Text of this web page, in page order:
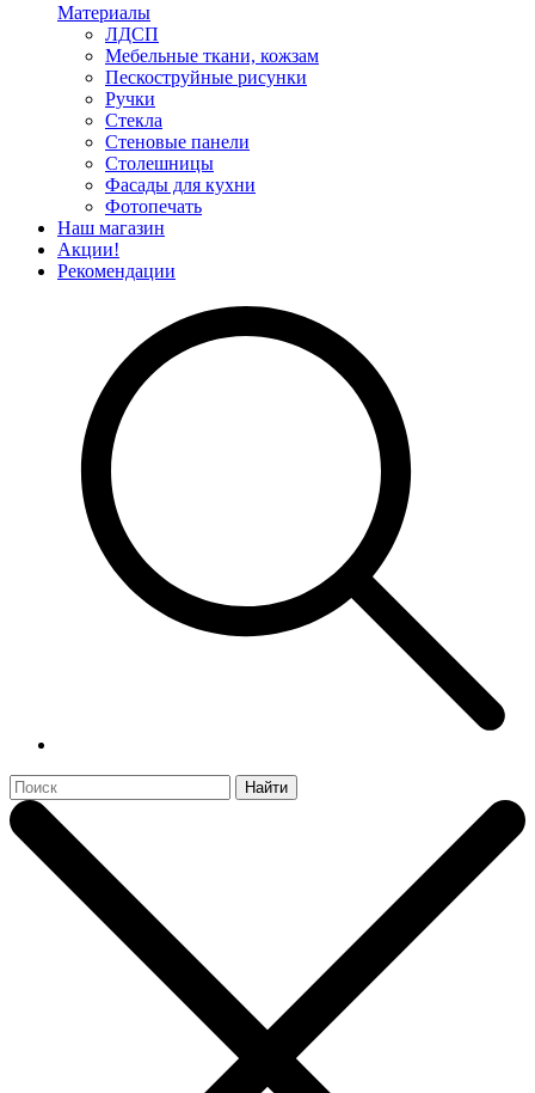
Материалы
ЛДСП
Мебельные ткани, кожзам
Пескоструйные рисунки
Ручки
Стекла
Стеновые панели
Столешницы
Фасады для кухни
Фотопечать
Наш магазин
Акции!
Рекомендации
Найти